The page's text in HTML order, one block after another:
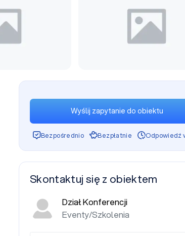
Wyślij zapytanie do obiektu
Bezpośrednio Bezpłatnie Odpowiedź
Skontaktuj się z obiektem
Dział Konferencji
Eventy/Szkolenia